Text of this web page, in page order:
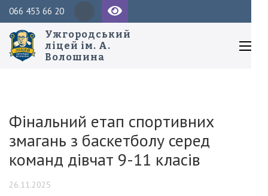
Перейти
до
вмісту
(натисніть
066 453 66 20
Ужгородський
ліцей ім. А.
Волошина
Фінальний етап спортивних
змагань з баскетболу серед
команд дівчат 9-11 класів
26.11.2025